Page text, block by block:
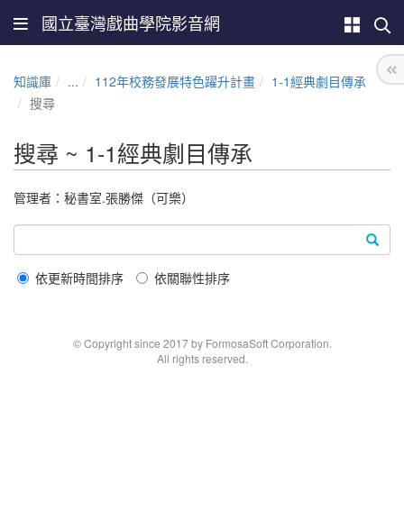
國立臺灣戲曲學院影音網
知識庫 ... 112年校務發展特色躍升計畫
1-1經典劇目傳承
搜尋
搜尋 ~ 1-1經典劇目傳承
管理者：秘書室.張勝傑（可樂）
依更新時間排序 依關聯性排序
© Copyright since 2017 by FormosaSoft Corporation.
All rights reserved.